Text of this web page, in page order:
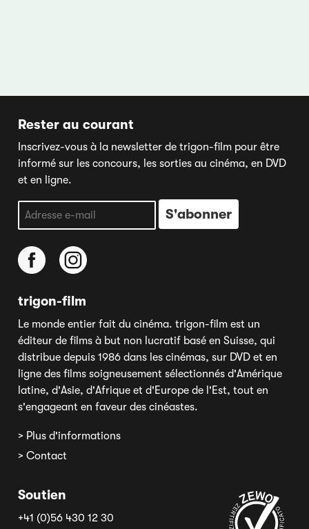
Rester au courant
Inscrivez-vous à la newsletter de trigon-film pour être
informé sur les concours, les sorties au cinéma, en DVD
et en ligne.
trigon-film
Le monde entier fait du cinéma. trigon-film est un
éditeur de films à but non lucratif basé en Suisse, qui
distribue depuis 1986 dans les cinémas, sur DVD et en
ligne des films soigneusement sélectionnés d'Amérique
latine, d'Asie, d'Afrique et d'Europe de l'Est, tout en
s'engageant en faveur des cinéastes.
> Plus d'informations
> Contact
Soutien
+41 (0)56 430 12 30